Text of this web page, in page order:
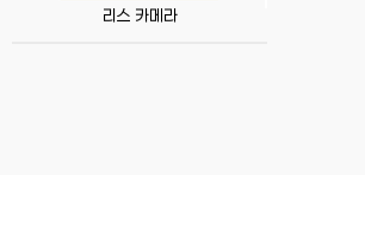
리스 카메라